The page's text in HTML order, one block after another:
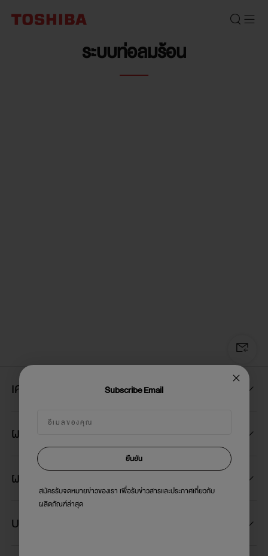
ระบบท่อลมร้อน
เครื่องใช้ไฟฟ้า
ผลิตภัณฑ์เครื่องครัว
ผลิตภัณฑ์ในบ้าน
บริการสนับสนุน
Subscribe Email
ยืนยัน
สมัครรับจดหมายข่าวของเรา เพื่อรับข่าวสารและประกาศเกี่ยวกับ
ผลิตภัณฑ์ล่าสุด